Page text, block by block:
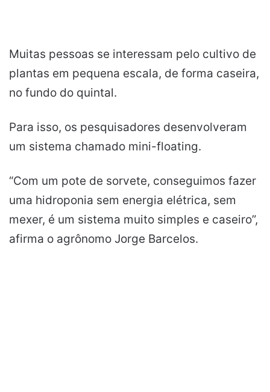
Muitas pessoas se interessam pelo cultivo de
plantas em pequena escala, de forma caseira,
no fundo do quintal.
Para isso, os pesquisadores desenvolveram
um sistema chamado mini-floating.
“Com um pote de sorvete, conseguimos fazer
uma hidroponia sem energia elétrica, sem
mexer, é um sistema muito simples e caseiro”,
afirma o agrônomo Jorge Barcelos.